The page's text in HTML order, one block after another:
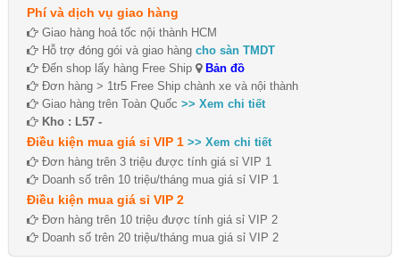
Phí và dịch vụ giao hàng
Giao hàng hoả tốc nội thành HCM
Hỗ trợ đóng gói và giao hàng cho sàn TMDT
Đến shop lấy hàng Free Ship
Bản đồ
Đơn hàng > 1tr5 Free Ship chành xe và nội thành
Giao hàng trên Toàn Quốc >> Xem chi tiết
Kho : L57 -
Điều kiện mua giá sỉ VIP 1 >> Xem chi tiết
Đơn hàng trên 3 triệu được tính giá sỉ VIP 1
Doanh số trên 10 triệu/tháng mua giá sỉ VIP 1
Điều kiện mua giá sỉ VIP 2
Đơn hàng trên 10 triệu được tính giá sỉ VIP 2
Doanh số trên 20 triệu/tháng mua giá sỉ VIP 2